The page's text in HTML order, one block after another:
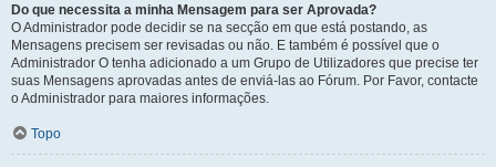
Do que necessita a minha Mensagem para ser Aprovada?
O Administrador pode decidir se na secção em que está postando, as
Mensagens precisem ser revisadas ou não. E também é possível que o
Administrador O tenha adicionado a um Grupo de Utilizadores que precise ter
suas Mensagens aprovadas antes de enviá-las ao Fórum. Por Favor, contacte
o Administrador para maiores informações.
Topo